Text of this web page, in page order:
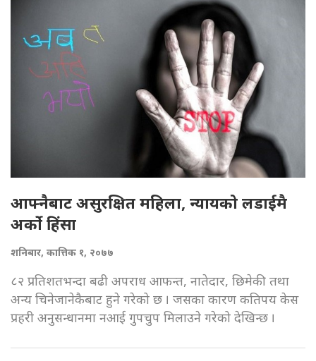
आफ्नैबाट असुरक्षित महिला, न्यायको लडाईमै
अर्को हिंसा
शनिबार, कात्तिक १, २०७७
८२ प्रतिशतभन्दा बढी अपराध आफन्त, नातेदार, छिमेकी तथा
अन्य चिनेजानेकैबाट हुने गरेको छ । जसका कारण कतिपय केस
प्रहरी अनुसन्धानमा नआई गुपचुप मिलाउने गरेको देखिन्छ ।